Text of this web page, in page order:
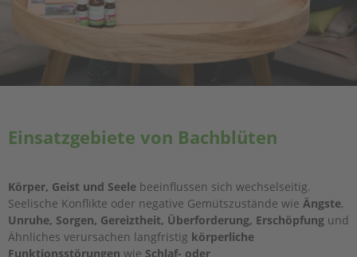
Einsatzgebiete von Bachblüten
Körper, Geist und Seele beeinflussen sich wechselseitig.
Seelische Konflikte oder negative Gemütszustände wie Ängste,
Unruhe, Sorgen, Gereiztheit, Überforderung, Erschöpfung und
Ähnliches verursachen langfristig körperliche
Funktionsstörungen wie Schlaf- oder